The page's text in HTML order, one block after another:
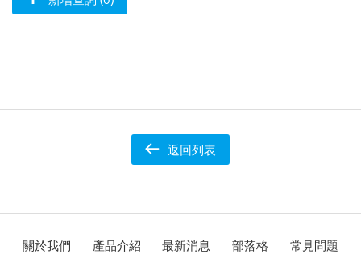
返回列表
關於我們 產品介紹 最新消息 部落格
常見問題